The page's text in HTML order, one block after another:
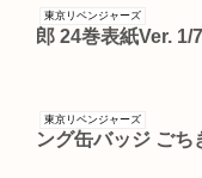
東京リベンジャーズ
郎 24巻表紙Ver. 1/
東京リベンジャーズ
ング缶バッジ ごち